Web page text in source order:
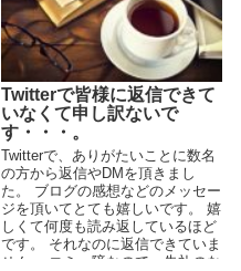
Twitterで皆様に返信できて
いなくて申し訳ないで
す・・・。
Twitterで、ありがたいことに数名
の方から返信やDMを頂きまし
た。 ブログの感想などのメッセー
ジを頂いてとても嬉しいです。 嬉
しくて何度も読み返しているほど
です。 それなのに返信できていま
せん。 コミュ障なので、失礼のな